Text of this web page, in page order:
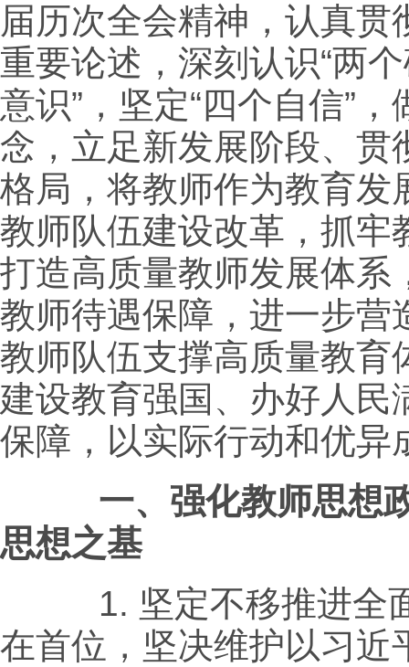
届历次全会精神，认真
重要论述，深刻认识“两
意识”，坚定“四个自信”
念，立足新发展阶段、贯
格局，将教师作为教育发
教师队伍建设改革，抓牢
打造高质量教师发展体系
教师待遇保障，进一步营
教师队伍支撑高质量教育
建设教育强国、办好人民
保障，以实际行动和优异
一、强化教师思想
思想之基
1. 坚定不移推进全
在首位，坚决维护以习近